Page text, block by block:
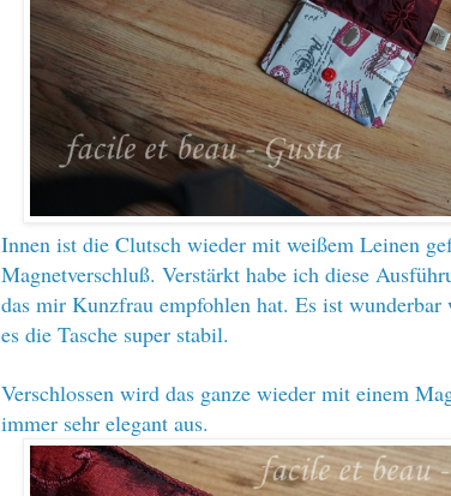
Innen ist die Clutsch wieder mit weißem Leinen
Magnetverschluß. Verstärkt habe ich diese
das mir Kunzfrau empfohlen hat. Es ist
es die Tasche super stabil.
Verschlossen wird das ganze wieder mit einem
immer sehr elegant aus.